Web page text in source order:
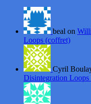
beal on
Loops (coffret)
Cyril
Disintegration